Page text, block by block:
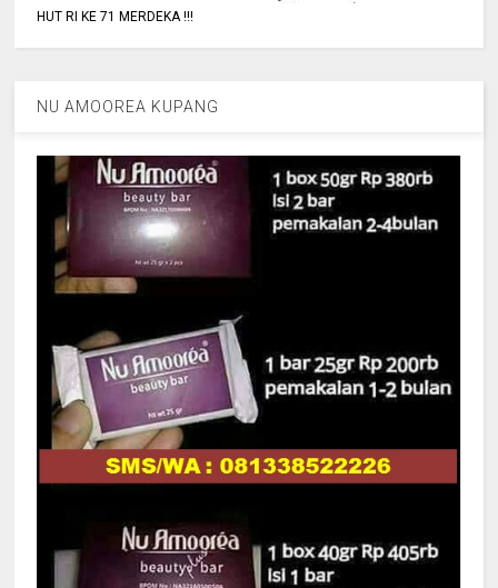
HUT RI KE 71 MERDEKA !!!
NU AMOOREA KUPANG